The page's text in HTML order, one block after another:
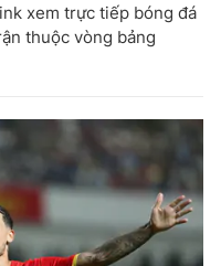
xem trực tiếp bóng đá
thuộc vòng bảng